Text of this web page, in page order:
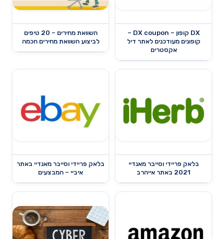
DX קופון – DX coupon –
קופונים מעודכנים לאתר דיל
אקסטרים
השוואת מחירים – 20 טיפים
לביצוע השוואת מחירים חכמה
בלאק פריידי וסייבר מאנדיי
2021 באתר אייהרב
בלאק פריידי וסייבר מאנדיי באתר
איביי – המבצעים